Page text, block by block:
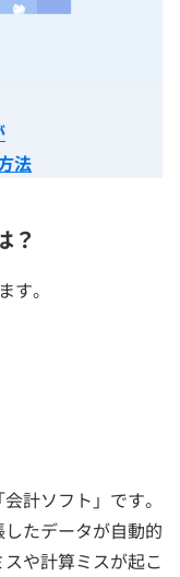
法
？
す。
計ソフト」です。
たデータが自動的
や計算ミスが起こ